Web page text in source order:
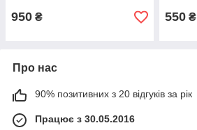
950 ₴ 550 ₴
Про нас
90% позитивних з 20 відгуків за рік
Працює з 30.05.2016